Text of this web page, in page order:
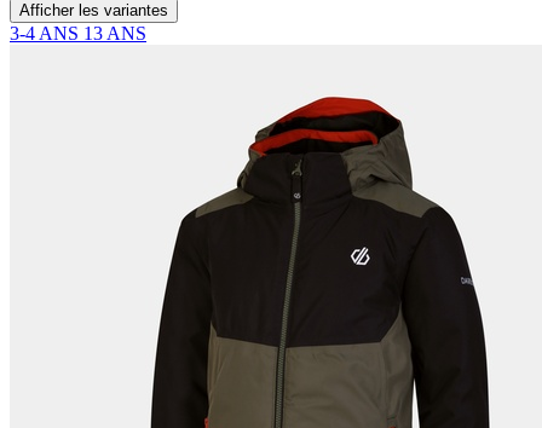
Afficher les variantes
3-4 ANS 13 ANS